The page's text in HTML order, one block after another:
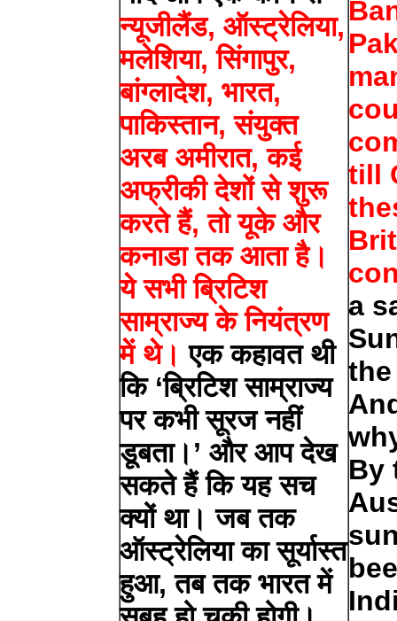
न्यूजीलैंड, ऑस्ट्रेलिया,
मलेशिया, सिंगापुर,
बांग्लादेश, भारत,
पाकिस्तान, संयुक्त
अरब अमीरात, कई
अफ्रीकी देशों से शुरू
करते हैं, तो यूके और
कनाडा तक आता है।
ये सभी ब्रिटिश
साम्राज्य के नियंत्रण
में थे। एक कहावत थी
कि ‘ब्रिटिश साम्राज्य
पर कभी सूरज नहीं
डूबता।’ और आप देख
सकते हैं कि यह सच
क्यों था। जब तक
ऑस्ट्रेलिया का सूर्यास्त
हुआ, तब तक भारत में
till
a
the
By